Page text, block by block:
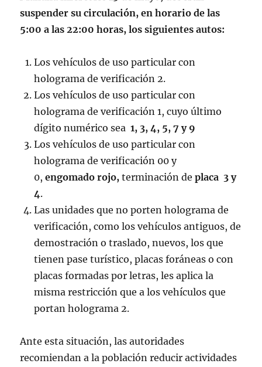
suspender su circulación, en horario de las
5:00 a las 22:00 horas, los siguientes autos:
Los vehículos de uso particular con
holograma de verificación 2.
Los vehículos de uso particular con
holograma de verificación 1, cuyo último
dígito numérico sea 1, 3, 4, 5, 7 y 9
Los vehículos de uso particular con
holograma de verificación 00 y
0,engomado rojo, terminación deplaca 3 y
4.
Las unidades que no porten holograma de
verificación, como los vehículos antiguos, de
demostración o traslado, nuevos, los que
tienen pase turístico, placas foráneas o con
placas formadas por letras, les aplica la
misma restricción que a los vehículos que
portan holograma 2.
Ante esta situación, las autoridades
recomiendan a la población reducir actividades